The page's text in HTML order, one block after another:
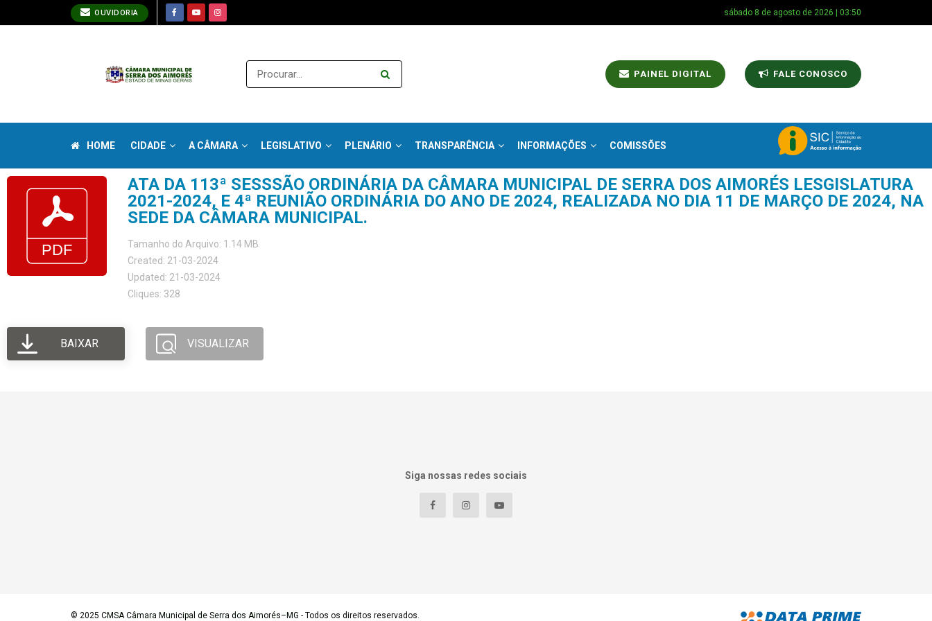
OUVIDORIA sábado 8 de agosto de 2026 | 03:50
PAINEL DIGITAL FALE CONOSCO
HOME CIDADE A CÂMARA LEGISLATIVO PLENÁRIO TRANSPARÊNCIA INFORMAÇÕES COMISSÕES
ATA DA 113ª SESSSÃO ORDINÁRIA DA CÂMARA MUNICIPAL DE SERRA DOS AIMORÉS LESGISLATURA
2021-2024, E 4ª REUNIÃO ORDINÁRIA DO ANO DE 2024, REALIZADA NO DIA 11 DE MARÇO DE 2024, NA
SEDE DA CÂMARA MUNICIPAL.
Tamanho do Arquivo: 1.14 MB
Created: 21-03-2024
Updated: 21-03-2024
Cliques: 328
BAIXAR VISUALIZAR
Siga nossas redes sociais
© 2025 CMSA Câmara Municipal de Serra dos Aimorés–MG - Todos os direitos reservados.